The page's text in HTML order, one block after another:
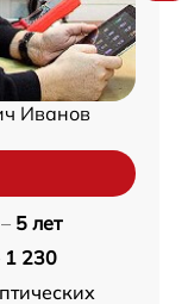
Иванов
5 лет
1 230